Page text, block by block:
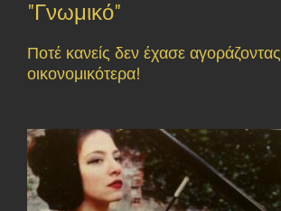
"Γνωμικό"
Ποτέ κανείς δεν έχασε αγοράζοντας
οικονομικότερα!